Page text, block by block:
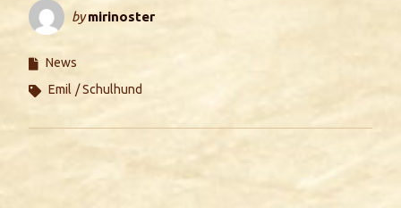
bymirinoster
News
Emil
Schulhund